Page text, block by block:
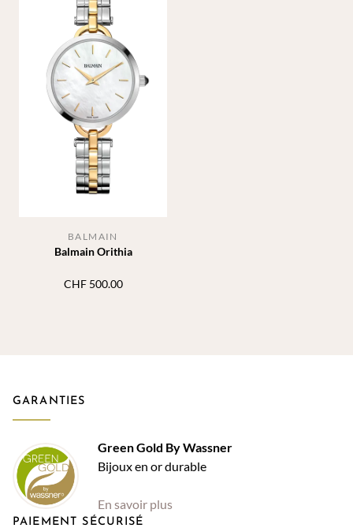
Balmain Orithia
BALMAIN
CHF500.00
GARANTIES
Green Gold By Wassner
Bijoux en or durable
En savoir plus
PAIEMENT SÉCURISÉ